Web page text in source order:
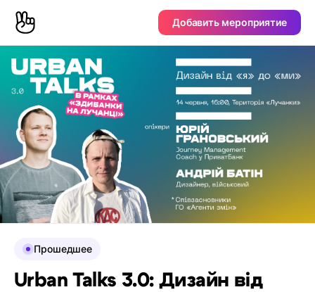
Добавить мероприятие
Прошедшее
Urban Talks 3.0: Дизайн від